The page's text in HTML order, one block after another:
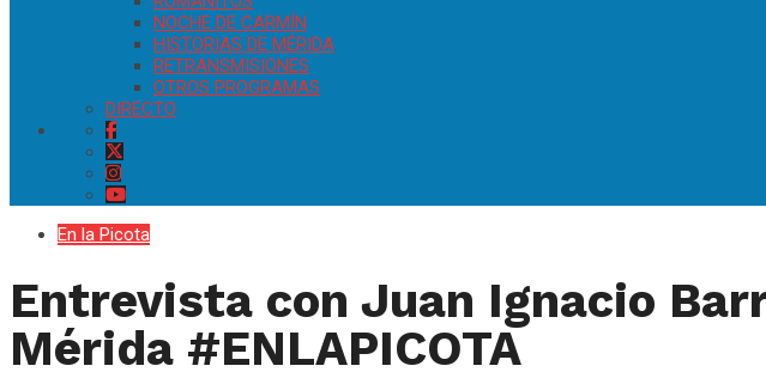
NOCHE DE CARMÍN
HISTORIAS DE MÉRIDA
RETRANSMISIONES
OTROS PROGRAMAS
DIRECTO
En la Picota
Entrevista con Juan Ignacio
Mérida #ENLAPICOTA